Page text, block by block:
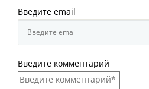
Введите email
Введите комментарий